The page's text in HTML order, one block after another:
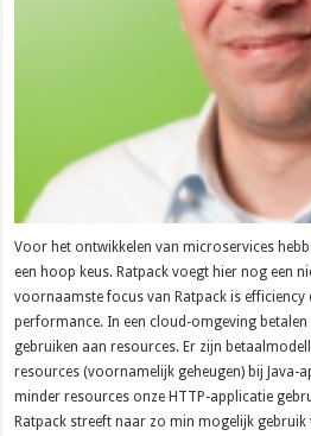
Voor het ontwikkelen van microservices
een hoop keus. Ratpack voegt hier nog een
voornaamste focus van Ratpack is efficiency
performance. In een cloud-omgeving
gebruiken aan resources. Er zijn
resources (voornamelijk geheugen) bij Java-
minder resources onze HTTP-applicatie
Ratpack streeft naar zo min mogelijk